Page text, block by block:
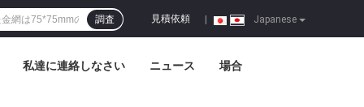
Japanese
見積依頼
調査
私達に連絡しなさい ニュース 場合